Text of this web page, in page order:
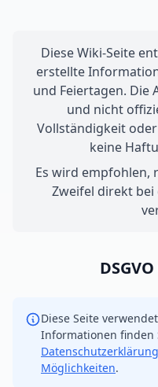
Diese Wiki-Seite
erstellte
und Feiertagen. Die
und nicht
Vollständigkeit
keine
Es wird empfohlen,
Zweifel direkt bei
Diese Seite
Informationen finden
Datenschutzerklärung
Möglichkeiten.